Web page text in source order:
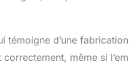
témoigne d’une
correctement, même si